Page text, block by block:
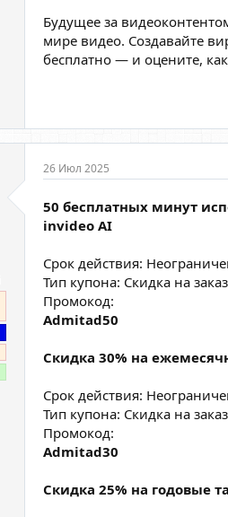
Будущее за
мире видео. Создавайте
бесплатно — и оцените,
26 Июл 2025
50 бесплатных минут
invideo AI
Срок действия:
Тип купона: Скидка на заказ
Промокод:
Admitad50
Скидка 30% на
Срок действия:
Тип купона: Скидка на заказ
Промокод:
Admitad30
Скидка 25% на годовые